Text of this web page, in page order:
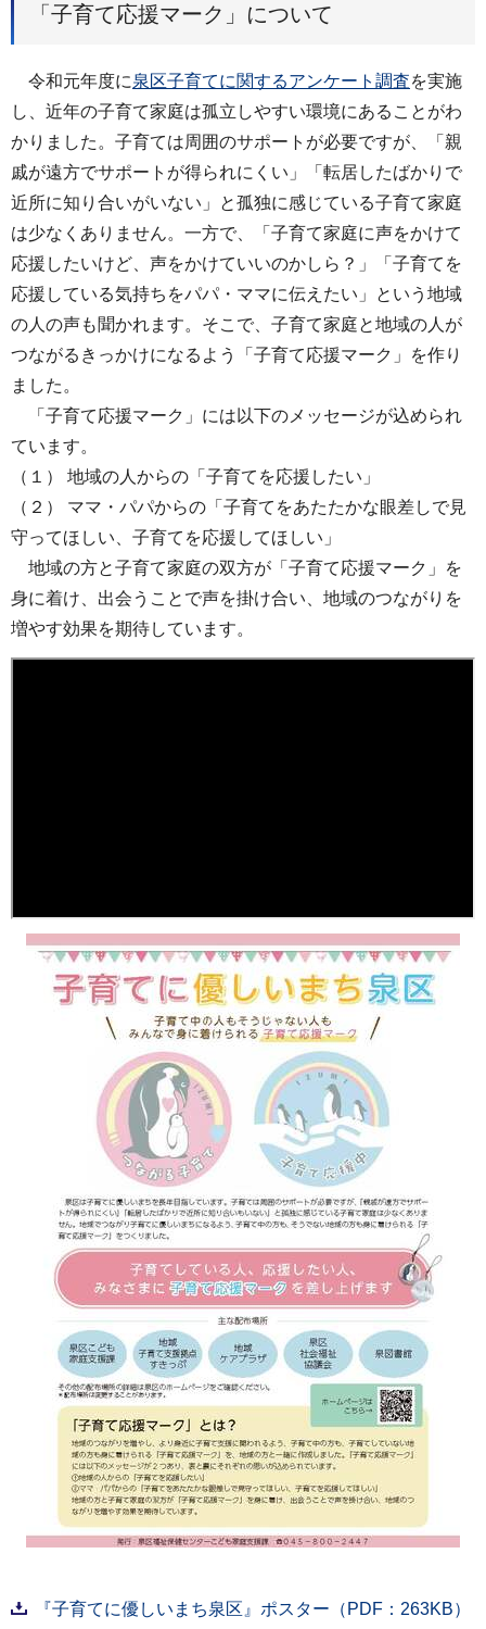
「子育て応援マーク」について
令和元年度に泉区子育てに関するアンケート調査を実施
し、近年の子育て家庭は孤立しやすい環境にあることがわ
かりました。子育ては周囲のサポートが必要ですが、「親
戚が遠方でサポートが得られにくい」「転居したばかりで
近所に知り合いがいない」と孤独に感じている子育て家庭
は少なくありません。一方で、「子育て家庭に声をかけて
応援したいけど、声をかけていいのかしら？」「子育てを
応援している気持ちをパパ・ママに伝えたい」という地域
の人の声も聞かれます。そこで、子育て家庭と地域の人が
つながるきっかけになるよう「子育て応援マーク」を作り
ました。
「子育て応援マーク」には以下のメッセージが込められ
ています。
（１） 地域の人からの「子育てを応援したい」
（２） ママ・パパからの「子育てをあたたかな眼差しで見
守ってほしい、子育てを応援してほしい」
地域の方と子育て家庭の双方が「子育て応援マーク」を
身に着け、出会うことで声を掛け合い、地域のつながりを
増やす効果を期待しています。
『子育てに優しいまち泉区』ポスター（PDF：263KB）